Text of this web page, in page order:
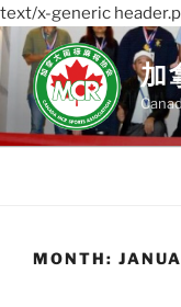
text/x-generic
Skip
content
加
MONTH: